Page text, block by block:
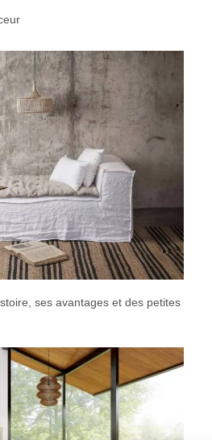
ses avantages et des petites